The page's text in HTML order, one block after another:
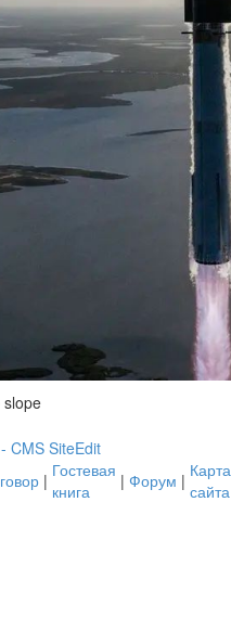
| Гостевая
книга
| Форум | Карта
сайта